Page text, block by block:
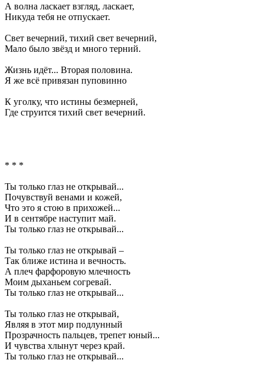
А волна ласкает взгляд, ласкает,
Никуда тебя не отпускает.
Свет вечерний, тихий свет вечерний,
Мало было звёзд и много терний.
Жизнь идёт... Вторая половина.
Я же всё привязан пуповинно
К уголку, что истины безмерней,
Где струится тихий свет вечерний.
* * *
Ты только глаз не открывай...
Почувствуй венами и кожей,
Что это я стою в прихожей...
И в сентябре наступит май.
Ты только глаз не открывай...
Ты только глаз не открывай –
Так ближе истина и вечность.
А плеч фарфоровую млечность
Моим дыханьем согревай.
Ты только глаз не открывай...
Ты только глаз не открывай,
Являя в этот мир подлунный
Прозрачность пальцев, трепет юный...
И чувства хлынут через край.
Ты только глаз не открывай...